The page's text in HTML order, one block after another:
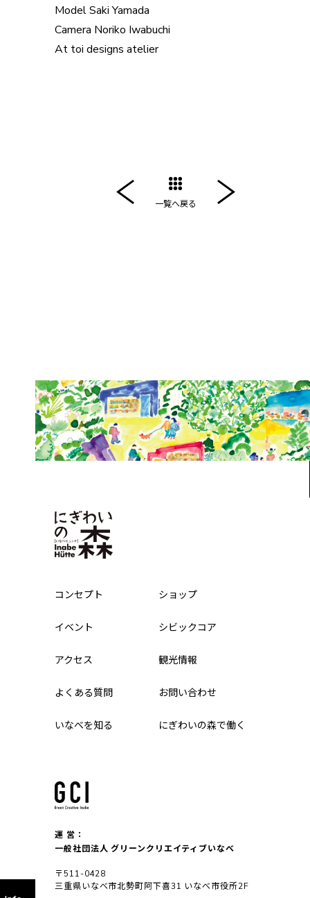
Model Saki Yamada
Camera Noriko Iwabuchi
At toi designs atelier
一覧へ戻る
コンセプト ショップ
イベント シビックコア
アクセス 観光情報
よくある質問 お問い合わせ
いなべを知る にぎわいの森で働く
運 営：
一般社団法人 グリーンクリエイティブいなべ
〒511-0428
三重県いなべ市北勢町阿下喜31 いなべ市役所2F